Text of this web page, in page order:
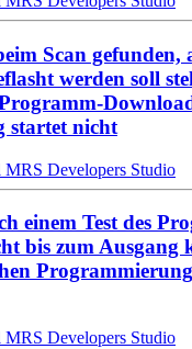
Scan gefunden,
werden soll
startet nicht
MRS Developers Studio
einem Test des
bis zum Ausgang
Programmierung
MRS Developers Studio